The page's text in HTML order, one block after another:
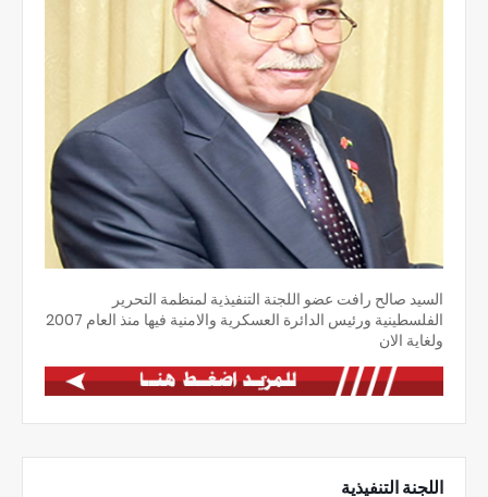
السيد صالح رافت عضو اللجنة التنفيذية لمنظمة التحرير
الفلسطينية ورئيس الدائرة العسكرية والامنية فيها منذ العام 2007
ولغاية الان
اللجنة التنفيذية